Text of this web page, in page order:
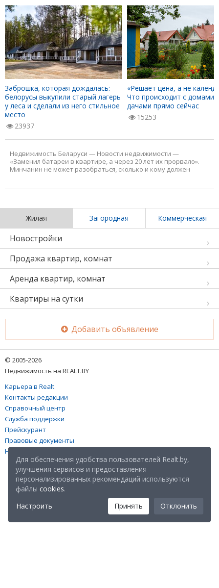
Заброшка, которая дождалась:
белорусы выкупили старый лагерь
у леса и сделали из него стильное
место
23937
«Решает цена, а не
Что происходит с домами
дачами прямо сейчас
15253
Недвижимость Беларуси — Новости недвижимости —
«Заменил батареи в квартире, а через 20 лет их прорвало».
Минчанин не может разобраться, сколько и кому должен
Жилая Загородная Коммерческая
Новостройки
Продажа квартир, комнат
Аренда квартир, комнат
Квартиры на сутки
Добавить объявление
© 2005-2026
Недвижимость на REALT.BY
Карьера в Realt
Контакты редакции
Справочный центр
Служба поддержки
Прейскурант
Правовые документы
Настройка файлов cookies
Для обеспечения удобства пользователей Realt.by,
улучшения сервисов и предоставления
персонализированных рекомендаций используются
файлы cookies.
Настроить
Принять Отклонить